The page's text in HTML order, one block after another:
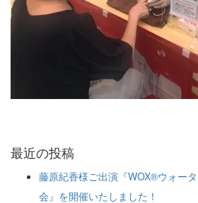
最近の投稿
藤原紀香様ご出演『WOX®ウォー
会』を開催いたしました！